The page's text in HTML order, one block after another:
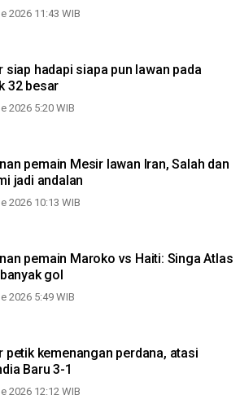
2026 11:43 WIB
siap hadapi siapa pun lawan pada
32 besar
2026 5:20 WIB
pemain Mesir lawan Iran, Salah dan
jadi andalan
2026 10:13 WIB
pemain Maroko vs Haiti: Singa Atlas
gol
2026 5:49 WIB
petik kemenangan perdana, atasi
Baru 3-1
2026 12:12 WIB